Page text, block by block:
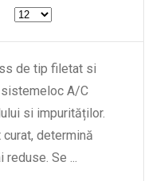
de tip filetat si
A/C
si impurităților.
determină
reduse. Se ...